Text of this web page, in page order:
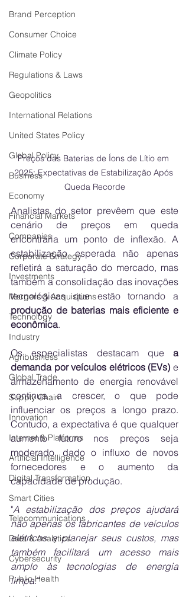
Brand Perception
Consumer Choice
Climate Policy
Regulations & Laws
Geopolitics
International Relations
United States Policy
Global Policy
Business
Economy
Financial Markets
Companies
Corporate Strategy
Investments
Mergers & Acquisitions
Technology
Industry
Agribusiness
Global Trade
Supply Chain
Innovation
Internet & Platforms
Artificial Intelligence
Digital Transformation
Smart Cities
Telecommunications
Data & Analytics
Cybersecurity
Public Health
Preços das Baterias de Íons de Lítio em
2025: Expectativas de Estabilização Após
Queda Recorde
Analistas do setor prevêem que este
cenário de preços em queda
encontraria um ponto de inflexão. A
estabilização esperada não apenas
refletirá a saturação do mercado, mas
também a consolidação das inovações
produção de baterias mais eficiente e
econômica.
Os especialistas destacam que a
demanda por veículos elétricos (EVs) e
armazenamento de energia renovável
continua a crescer, o que pode
influenciar os preços a longo prazo.
Contudo, a expectativa é que qualquer
aumento futuro nos preços seja
moderado, dado o influxo de novos
fornecedores e o aumento da
capacidade de produção.
"A estabilização dos preços ajudará
não apenas os fabricantes de veículos
elétricos a planejar seus custos, mas
também facilitará um acesso mais
amplo às tecnologias de energia
limpa.”